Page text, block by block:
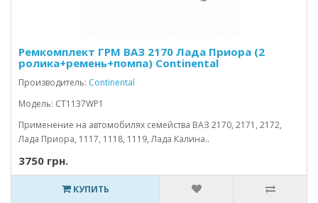
Ремкомплект ГРМ ВАЗ 2170 Лада Приора (2
ролика+ремень+помпа) Continental
Производитель: Continental
Модель: CT1137WP1
Применение на автомобилях семейства ВАЗ 2170, 2171, 2172,
Лада Приора, 1117, 1118, 1119, Лада Калина..
3750 грн.
КУПИТЬ